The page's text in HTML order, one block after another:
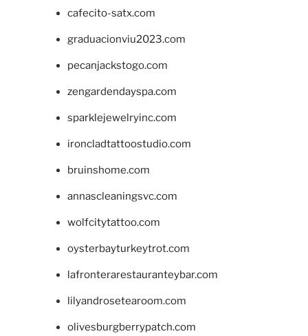
cafecito-satx.com
graduacionviu2023.com
pecanjackstogo.com
zengardendayspa.com
sparklejewelryinc.com
ironcladtattoostudio.com
bruinshome.com
annascleaningsvc.com
wolfcitytattoo.com
oysterbayturkeytrot.com
lafronterarestauranteybar.com
lilyandrosetearoom.com
olivesburgberrypatch.com